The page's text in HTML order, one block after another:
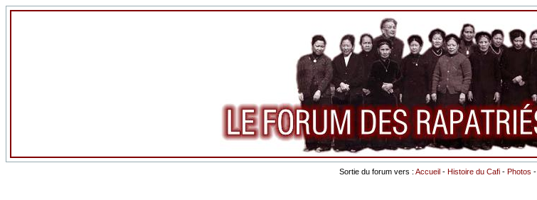
Sortie du forum vers : Accueil - Histoire du Cafi - Photos -